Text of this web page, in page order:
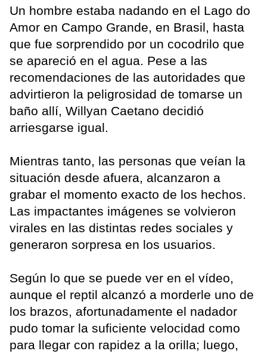
Un hombre estaba nadando en el Lago do
Amor en Campo Grande, en Brasil, hasta
que fue sorprendido por un cocodrilo que
se apareció en el agua. Pese a las
recomendaciones de las autoridades que
advirtieron la peligrosidad de tomarse un
baño allí, Willyan Caetano decidió
arriesgarse igual.
Mientras tanto, las personas que veían la
situación desde afuera, alcanzaron a
grabar el momento exacto de los hechos.
Las impactantes imágenes se volvieron
virales en las distintas redes sociales y
generaron sorpresa en los usuarios.
Según lo que se puede ver en el vídeo,
aunque el reptil alcanzó a morderle uno de
los brazos, afortunadamente el nadador
pudo tomar la suficiente velocidad como
para llegar con rapidez a la orilla; luego,